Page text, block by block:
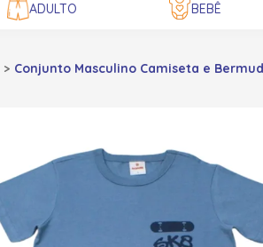
ADULTO BEBÊ
Conjunto Masculino Camiseta e